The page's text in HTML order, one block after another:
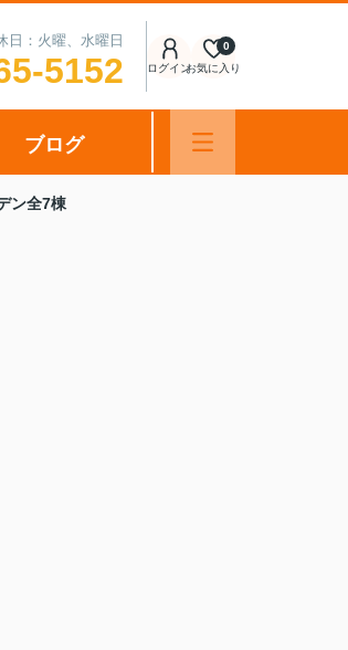
：火曜、水曜日
5152 ログインお気に入り
0
ブログ
ン全7棟